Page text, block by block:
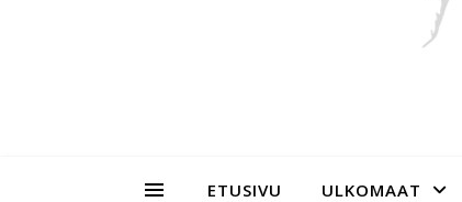
ETUSIVU ULKOMAAT